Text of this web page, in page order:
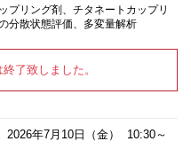
プリング剤、チタネートカップリ
分散状態評価、多変量解析
了致しました。
2026年7月10日
（金） 10:30～